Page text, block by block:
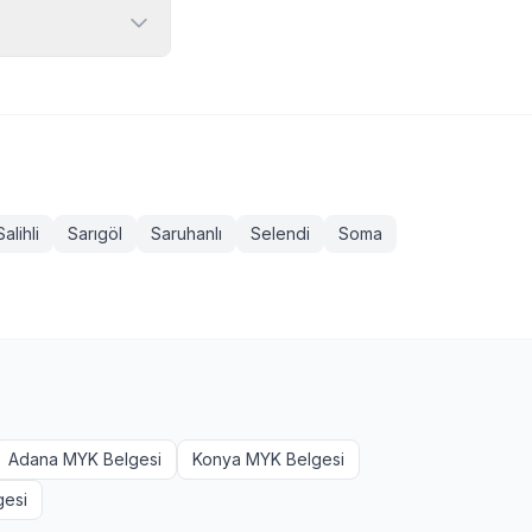
Kurye
Sapancı
ve TÜRKAK
Sarıgöl Saruhanlı Selendi
Soma
Adana MYK Belgesi
Konya MYK Belgesi